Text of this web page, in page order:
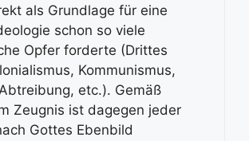
als Grundlage für eine
schon so viele
Opfer forderte (Drittes
Kommunismus,
etc.). Gemäß
Zeugnis ist dagegen jeder
Gottes Ebenbild